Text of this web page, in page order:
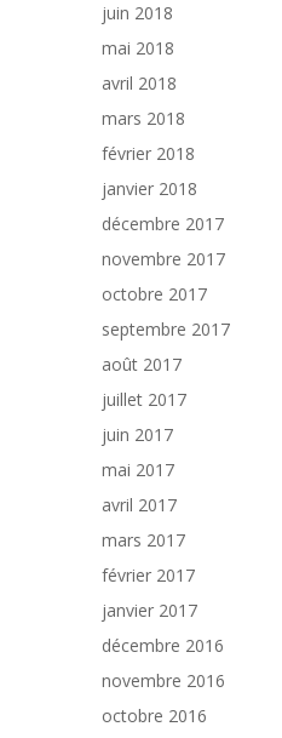
juin 2018
mai 2018
avril 2018
mars 2018
février 2018
janvier 2018
décembre 2017
novembre 2017
octobre 2017
septembre 2017
août 2017
juillet 2017
juin 2017
mai 2017
avril 2017
mars 2017
février 2017
janvier 2017
décembre 2016
novembre 2016
octobre 2016